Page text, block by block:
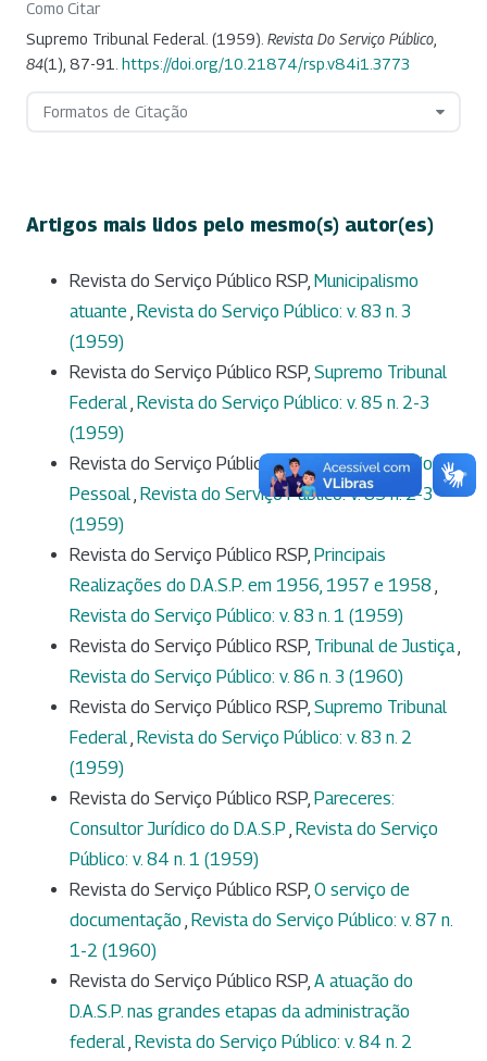
Como Citar
Supremo Tribunal Federal. (1959). Revista Do Serviço Público,
84(1), 87-91. https://doi.org/10.21874/rsp.v84i1.3773
Formatos de Citação
Artigos mais lidos pelo mesmo(s) autor(es)
Revista do Serviço Público RSP, Municipalismo
atuante , Revista do Serviço Público: v. 83 n. 3
(1959)
Revista do Serviço Público RSP, Supremo Tribunal
Federal, Revista do Serviço Público: v. 85 n. 2-3
(1959)
Revista do Serviço Público RSP,
Treinamento do
Pessoal, Revista do Serviço Público: v. 85 n. 2-3
(1959)
Revista do Serviço Público RSP, Principais
Realizações do D.A.S.P. em 1956, 1957 e 1958 ,
Revista do Serviço Público: v. 83 n. 1 (1959)
Revista do Serviço Público RSP, Tribunal de Justiça,
Revista do Serviço Público: v. 86 n. 3 (1960)
Revista do Serviço Público RSP, Supremo Tribunal
Federal, Revista do Serviço Público: v. 83 n. 2
(1959)
Revista do Serviço Público RSP, Pareceres:
Consultor Jurídico do D.A.S.P , Revista do Serviço
Público: v. 84 n. 1 (1959)
Revista do Serviço Público RSP, O serviço de
documentação , Revista do Serviço Público: v. 87 n.
1-2 (1960)
Revista do Serviço Público RSP, A atuação do
D.A.S.P. nas grandes etapas da administração
federal, Revista do Serviço Público: v. 84 n. 2